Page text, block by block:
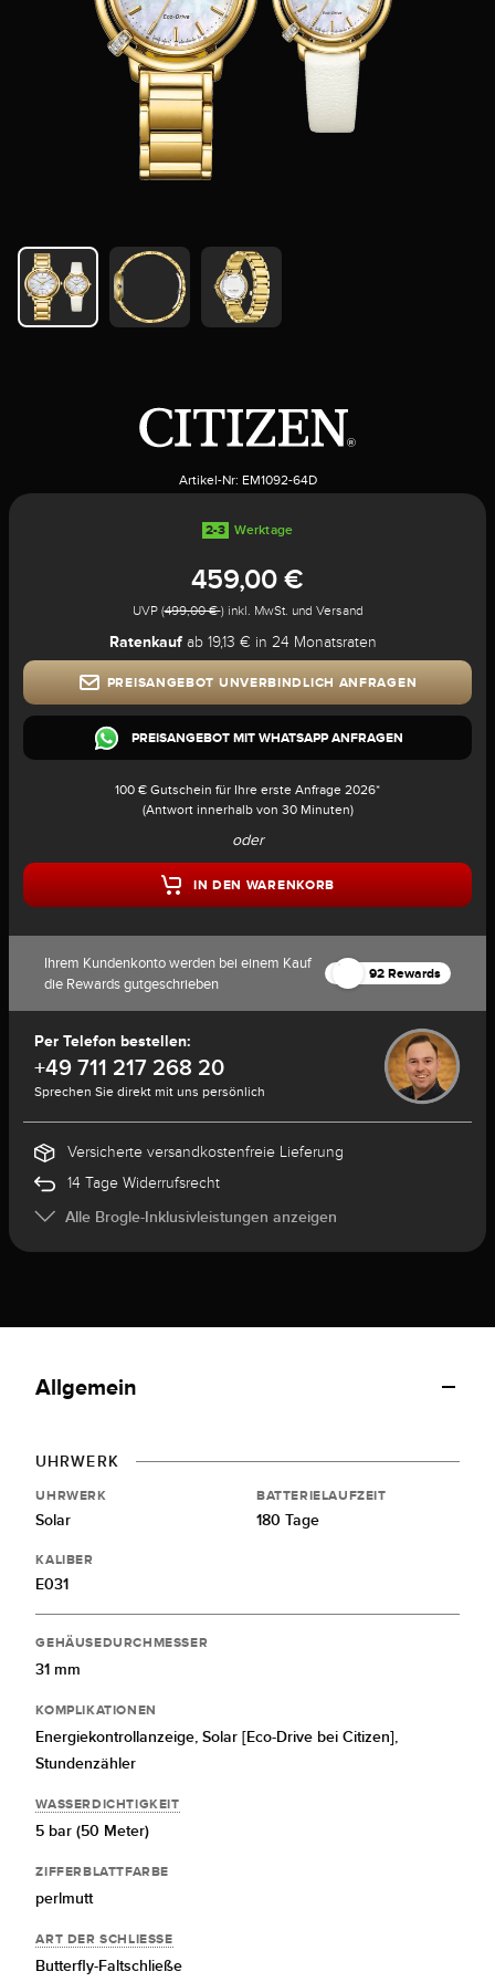
Artikel-Nr: EM1092-64D
2-3 Werktage
459,00 €
UVP (499,00 €) inkl. MwSt. und Versand
Ratenkauf ab 19,13 € in 24 Monatsraten
PREISANGEBOT UNVERBINDLICH ANFRAGEN
PREISANGEBOT MIT WHATSAPP ANFRAGEN
100 € Gutschein für Ihre erste Anfrage 2026*
(Antwort innerhalb von 30 Minuten)
oder
IN DEN WARENKORB
Ihrem Kundenkonto werden bei einem Kauf
die Rewards gutgeschrieben
92 Rewards
Per Telefon bestellen:
+49 711 217 268 20
Sprechen Sie direkt mit uns persönlich
Versicherte versandkostenfreie Lieferung
14 Tage Widerrufsrecht
Alle Brogle-Inklusivleistungen anzeigen
Allgemein
UHRWERK
UHRWERK
Solar
BATTERIELAUFZEIT
180 Tage
KALIBER
E031
GEHÄUSEDURCHMESSER
31 mm
KOMPLIKATIONEN
Energiekontrollanzeige,Solar [Eco-Drive bei Citizen],
Stundenzähler
WASSERDICHTIGKEIT
5 bar (50 Meter)
ZIFFERBLATTFARBE
perlmutt
ART DER SCHLIESSE
Butterfly-Faltschließe